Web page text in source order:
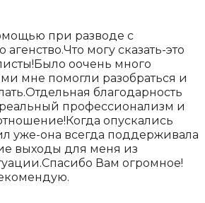
при разводе с
могу сказать-это
оочень много
мне помогли разобраться и
благодарность
профессионализм и
опускались
уже-она всегда поддерживала
выходы для меня из
Вам огромное!